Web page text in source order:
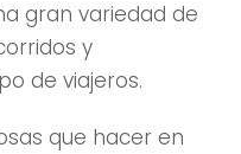
gran variedad de
y
de viajeros.
que hacer en